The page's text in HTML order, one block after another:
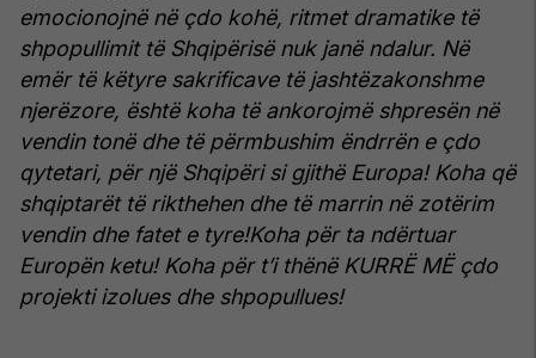
emocionojnë në çdo kohë, ritmet dramatike të
shpopullimit të Shqipërisë nuk janë ndalur. Në
emër të këtyre sakrificave të jashtëzakonshme
njerëzore, është koha të ankorojmë shpresën në
vendin tonë dhe të përmbushim ëndrrën e çdo
qytetari, për një Shqipëri si gjithë Europa! Koha që
shqiptarët të rikthehen dhe të marrin në zotërim
vendin dhe fatet e tyre!Koha për ta ndërtuar
Europën ketu! Koha për t’i thënë KURRË MË çdo
projekti izolues dhe shpopullues!